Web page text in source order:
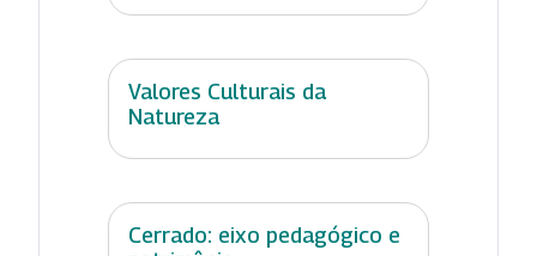
Valores Culturais da
Natureza
Cerrado: eixo pedagógico e